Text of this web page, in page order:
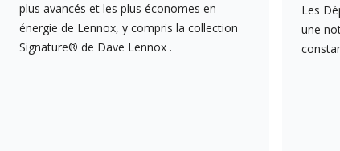
plus avancés et les plus économes en
énergie de Lennox, y compris la collection
Signature® de Dave Lennox .
Les
une